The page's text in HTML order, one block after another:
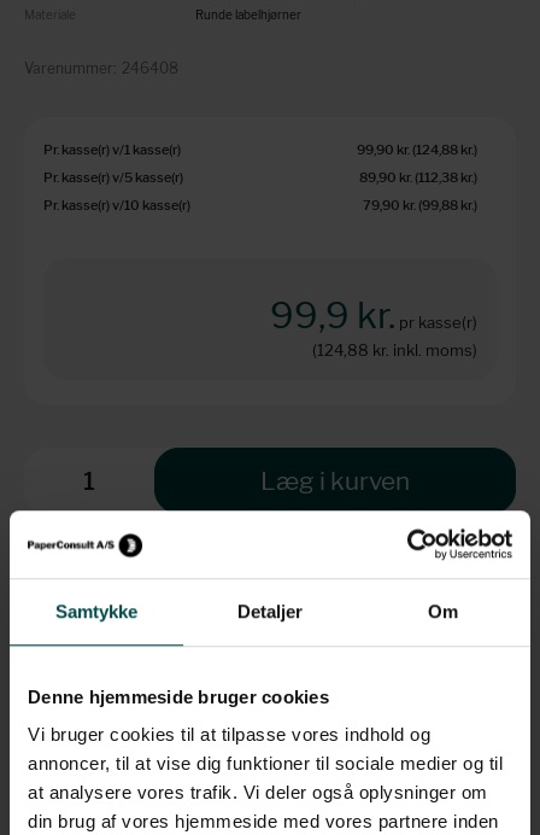
Samtykke Detaljer Om
Denne hjemmeside bruger cookies
Vi bruger cookies til at tilpasse vores indhold og
annoncer, til at vise dig funktioner til sociale medier og til
at analysere vores trafik. Vi deler også oplysninger om
din brug af vores hjemmeside med vores partnere inden
Materiale
Runde labelhjørner
Varenummer: 246408
Pr. kasse(r) v/1 kasse(r) 99,90 kr. (124,88 kr.)
Pr. kasse(r) v/5 kasse(r)
89,90 kr. (112,38 kr.)
Pr. kasse(r) v/10 kasse(r)
79,90 kr. (99,88 kr.)
99,9 kr. pr kasse(r)
(124,88 kr. inkl. moms)
Læg i kurven
+45 70 70 7 42 7
info@paperconsult.dk
Mandag-torsdag: 8.00-16.00
Fredag: 8.00-15.30